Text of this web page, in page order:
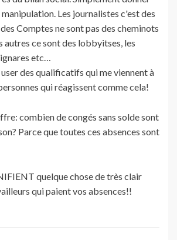
Les journalistes c'est des
Comptes ne sont pas des cheminots
autres ce sont des lobbyitses, les
etc…
user des qualificatifs qui me viennent à
qui réagissent comme cela!
combien de congés sans solde sont
Parce que toutes ces absences sont
quelque chose de très clair
qui paient vos absences!!